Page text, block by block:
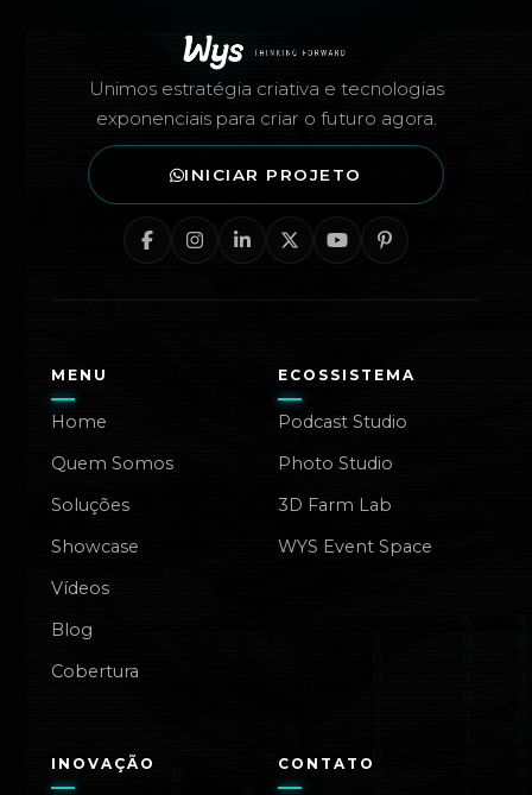
Unimos estratégia criativa e tecnologias
exponenciais para criar o futuro agora.
INICIAR PROJETO
MENU
Home
Quem Somos
Soluções
Showcase
Vídeos
Blog
Cobertura
ECOSSISTEMA
Podcast Studio
Photo Studio
3D Farm Lab
WYS Event Space
INOVAÇÃO CONTATO